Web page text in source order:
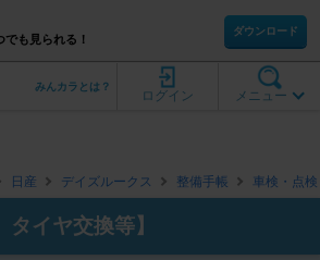
も見られる！
ダウンロード
メニュー
ログイン
みんカラとは？
日産 デイズルークス 整備手帳 車検・点検
タイヤ交換等】